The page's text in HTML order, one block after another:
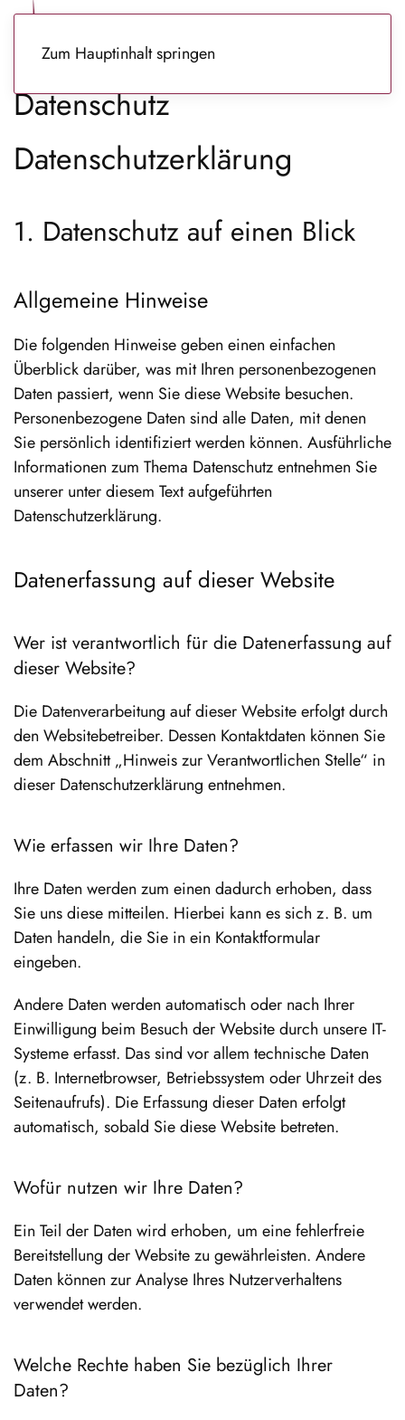
Zum Hauptinhalt springen
Datenschutz
Datenschutz­erklärung
1. Datenschutz auf einen Blick
Allgemeine Hinweise
Die folgenden Hinweise geben einen einfachen
Überblick darüber, was mit Ihren personenbezogenen
Daten passiert, wenn Sie diese Website besuchen.
Personenbezogene Daten sind alle Daten, mit denen
Sie persönlich identifiziert werden können. Ausführliche
Informationen zum Thema Datenschutz entnehmen Sie
unserer unter diesem Text aufgeführten
Datenschutzerklärung.
Datenerfassung auf dieser Website
Wer ist verantwortlich für die Datenerfassung auf
dieser Website?
Die Datenverarbeitung auf dieser Website erfolgt durch
den Websitebetreiber. Dessen Kontaktdaten können Sie
dem Abschnitt „Hinweis zur Verantwortlichen Stelle“ in
dieser Datenschutzerklärung entnehmen.
Wie erfassen wir Ihre Daten?
Ihre Daten werden zum einen dadurch erhoben, dass
Sie uns diese mitteilen. Hierbei kann es sich z. B. um
Daten handeln, die Sie in ein Kontaktformular
eingeben.
Andere Daten werden automatisch oder nach Ihrer
Einwilligung beim Besuch der Website durch unsere IT-
Systeme erfasst. Das sind vor allem technische Daten
(z. B. Internetbrowser, Betriebssystem oder Uhrzeit des
Seitenaufrufs). Die Erfassung dieser Daten erfolgt
automatisch, sobald Sie diese Website betreten.
Wofür nutzen wir Ihre Daten?
Ein Teil der Daten wird erhoben, um eine fehlerfreie
Bereitstellung der Website zu gewährleisten. Andere
Daten können zur Analyse Ihres Nutzerverhaltens
verwendet werden.
Welche Rechte haben Sie bezüglich Ihrer
Daten?